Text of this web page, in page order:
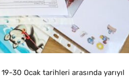
30 Ocak tarihleri arasında yarıyıl